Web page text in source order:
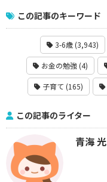
この記事のキーワード
3-6歳 (3,943)
お金の勉強 (4)
子育て (165)
この記事のライター
青海 光